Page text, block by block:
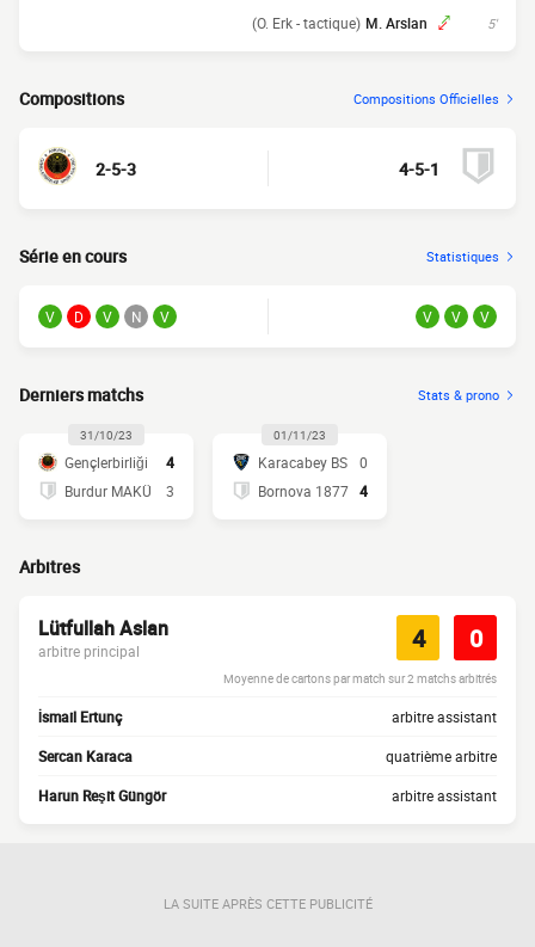
5'
M. Arslan
(O. Erk - tactique)
Compositions Compositions Officielles
2-5-3 4-5-1
Série en cours Statistiques
V D V N V V V V
Derniers matchs Stats & prono
31/10/23
Gençlerbirliği
4
Burdur MAKÜ
3
01/11/23
Karacabey BS
0
Bornova 1877 4
Arbitres
Lütfullah Aslan
arbitre principal 4 0
Moyenne de cartons par match sur 2 matchs arbitrés
İsmail Ertunç arbitre assistant
Sercan Karaca quatrième arbitre
Harun Reşit Güngör arbitre assistant
LA SUITE APRÈS CETTE PUBLICITÉ